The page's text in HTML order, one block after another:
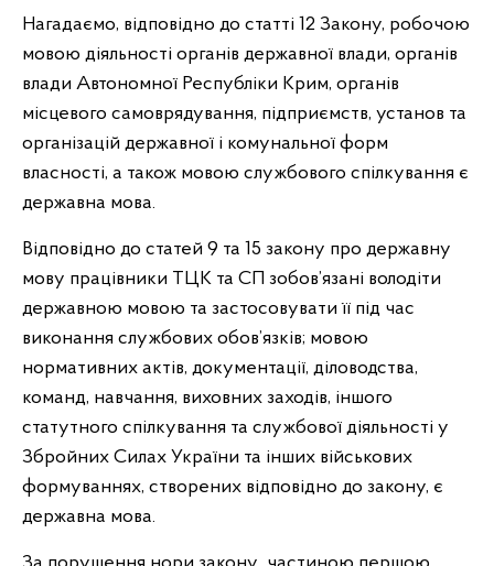
Нагадаємо, відповідно до статті 12 Закону, робочою
мовою діяльності органів державної влади, органів
влади Автономної Республіки Крим, органів
місцевого самоврядування, підприємств, установ та
організацій державної і комунальної форм
власності, а також мовою службового спілкування є
державна мова.
Відповідно до статей 9 та 15 закону про державну
мову працівники ТЦК та СП зобов’язані володіти
державною мовою та застосовувати її під час
виконання службових обов’язків; мовою
нормативних актів, документації, діловодства,
команд, навчання, виховних заходів, іншого
статутного спілкування та службової діяльності у
Збройних Силах України та інших військових
формуваннях, створених відповідно до закону, є
державна мова.